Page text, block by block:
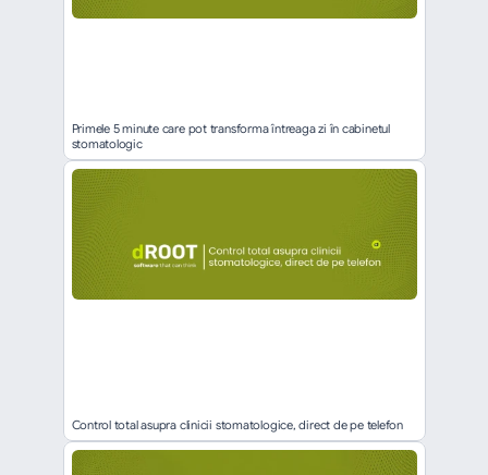
Primele 5 minute care pot transforma întreaga zi în cabinetul
stomatologic
Control total asupra clinicii stomatologice, direct de pe telefon